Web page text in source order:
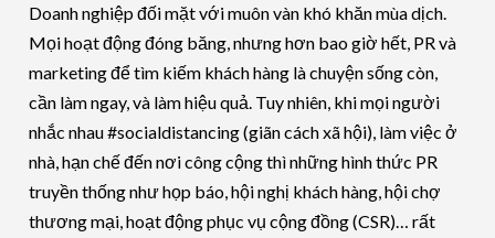
Doanh nghiệp đối mặt với muôn vàn khó khăn mùa dịch.
Mọi hoạt động đóng băng, nhưng hơn bao giờ hết, PR và
marketing để tìm kiếm khách hàng là chuyện sống còn,
cần làm ngay, và làm hiệu quả. Tuy nhiên, khi mọi người
nhắc nhau #socialdistancing (giãn cách xã hội), làm việc ở
nhà, hạn chế đến nơi công cộng thì những hình thức PR
truyền thống như họp báo, hội nghị khách hàng, hội chợ
thương mại, hoạt động phục vụ cộng đồng (CSR)… rất